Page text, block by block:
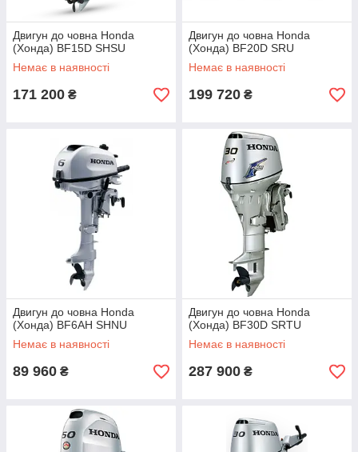
Двигун до човна Honda
(Хонда) BF15D SHSU
Немає в наявності
171 200 ₴
Двигун до човна Honda
(Хонда) BF20D SRU
Немає в наявності
199 720 ₴
Двигун до човна Honda
(Хонда) BF6AH SHNU
Немає в наявності
89 960 ₴
Двигун до човна Honda
(Хонда) BF30D SRTU
Немає в наявності
287 900 ₴